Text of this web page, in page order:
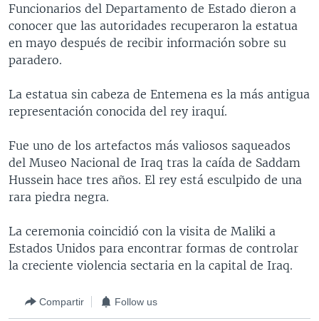
VENEZUELA
BRASIL
NICARAGUA
ECONOMÍA
ENTRETENIMIENTO Y CULTURA
TECNOLOGÍA
DEPORTES
CIENCIA Y SALUD
MULTIMEDIA
VIDEOS
FOTOGRAFÍA
AUDIOS
PROGRAMAS TV
EL MUNDO AL DÍA
FORO INTERAMERICANO
VISIÓN 360
LAS CLAVES
PANORAMA
RADIO
AVANCE INFORMATIVO
AUDIONOTICIAS
BUENOS DÍAS AMÉRICA
ESTADOS UNIDOS AL DÍA
EL MUNDO AL DÍA [RADIO]
DEPORTIVO INTERNACIONAL
NOTA ECONÓMICA
ENTRETENIMIENTO
DIRECT
DOCUMENTALES DE LA VOA
SÍGANOS
Idiomas
Funcionarios del Departamento de Estado dieron a
conocer que las autoridades recuperaron la estatua
en mayo después de recibir información sobre su
paradero.
La estatua sin cabeza de Entemena es la más antigua
representación conocida del rey iraquí.
Fue uno de los artefactos más valiosos saqueados
del Museo Nacional de Iraq tras la caída de Saddam
Hussein hace tres años. El rey está esculpido de una
rara piedra negra.
La ceremonia coincidió con la visita de Maliki a
Estados Unidos para encontrar formas de controlar
la creciente violencia sectaria en la capital de Iraq.
Compartir Follow us